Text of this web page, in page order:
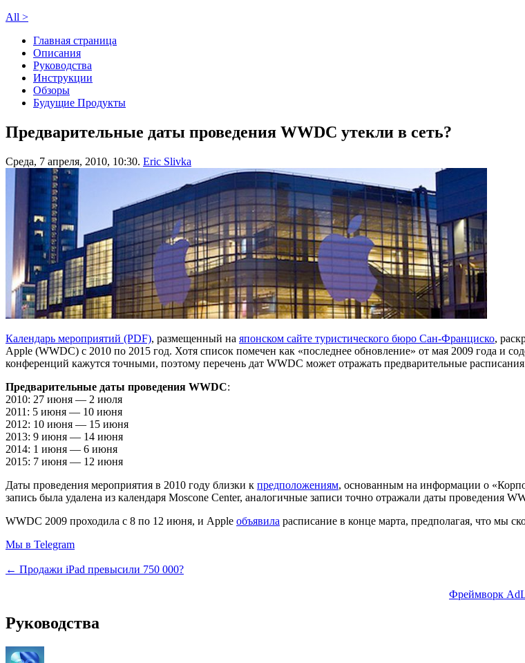
All >
Главная страница
Описания
Руководства
Инструкции
Обзоры
Будущие Продукты
Предварительные даты проведения WWDC утекли в сеть?
Среда, 7 апреля, 2010, 10:30. Eric Slivka
Календарь мероприятий (PDF), размещенный на японском сайте туристического бюро Сан-Франциско,
Apple (WWDC) с 2010 по 2015 год. Хотя список помечен как «последнее обновление» от мая 2009 года и
конференций кажутся точными, поэтому перечень дат WWDC может отражать предварительные
Предварительные даты проведения WWDC:
2010: 27 июня — 2 июля
2011: 5 июня — 10 июня
2012: 10 июня — 15 июня
2013: 9 июня — 14 июня
2014: 1 июня — 6 июня
2015: 7 июня — 12 июня
Даты проведения мероприятия в 2010 году близки к предположениям, основанным на информации о
запись была удалена из календаря Moscone Center, аналогичные записи точно отражали даты проведения
WWDC 2009 проходила с 8 по 12 июня, и Apple объявила расписание в конце марта, предполагая, что мы
Мы в Telegram
← Продажи iPad превысили 750 000?
Фреймворк
Руководства